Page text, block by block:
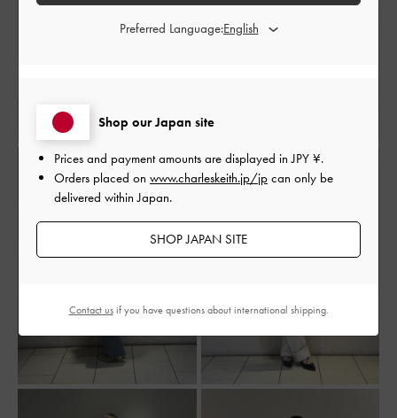
Shop our Japan site
Prices and payment amounts are displayed inJPY ¥.
Orders placed on www.charleskeith.jp/jp can only be
delivered within Japan.
SHOP JAPAN SITE
Preferred Language:
Contact usif you have questions about international shipping.